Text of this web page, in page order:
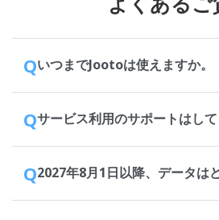
QいつまでJootoは使えますか。
Qサービス利用のサポートはして
Q2027年8月1日以降、データは